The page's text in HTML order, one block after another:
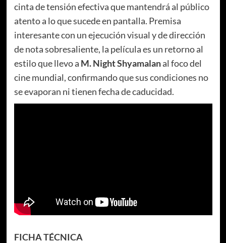
cinta de tensión efectiva que mantendrá al público
atento a lo que sucede en pantalla. Premisa
interesante con un ejecución visual y de dirección
de nota sobresaliente, la película es un retorno al
estilo que llevo a M. Night Shyamalanal foco del
cine mundial, confirmando que sus condiciones no
se evaporan ni tienen fecha de caducidad.
FICHA TÉCNICA